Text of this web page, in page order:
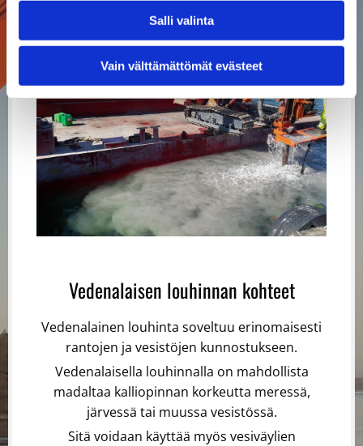
Salli valinta
Vain välttämättömät evästeet
Vedenalaisen louhinnan kohteet
Vedenalainen louhinta soveltuu erinomaisesti
rantojen ja vesistöjen kunnostukseen.
Vedenalaisella louhinnalla on mahdollista
madaltaa kalliopinnan korkeutta meressä,
järvessä tai muussa vesistössä.
Sitä voidaan käyttää myös vesiväylien